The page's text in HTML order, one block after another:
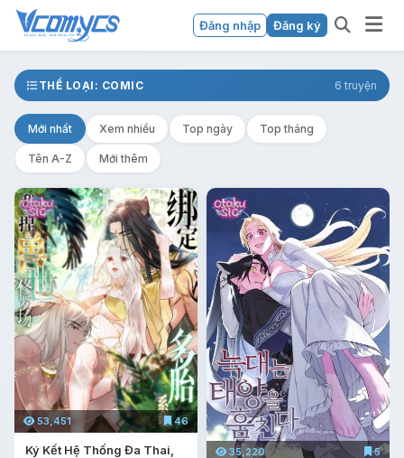
Đăng nhập Đăng ký
THỂ LOẠI: COMIC 6 truyện
Mới nhất Xem nhiều Top ngày Top tháng
Tên A-Z Mới thêm
53,451 46
Ký Kết Hệ Thống Đa Thai,
35,220 5